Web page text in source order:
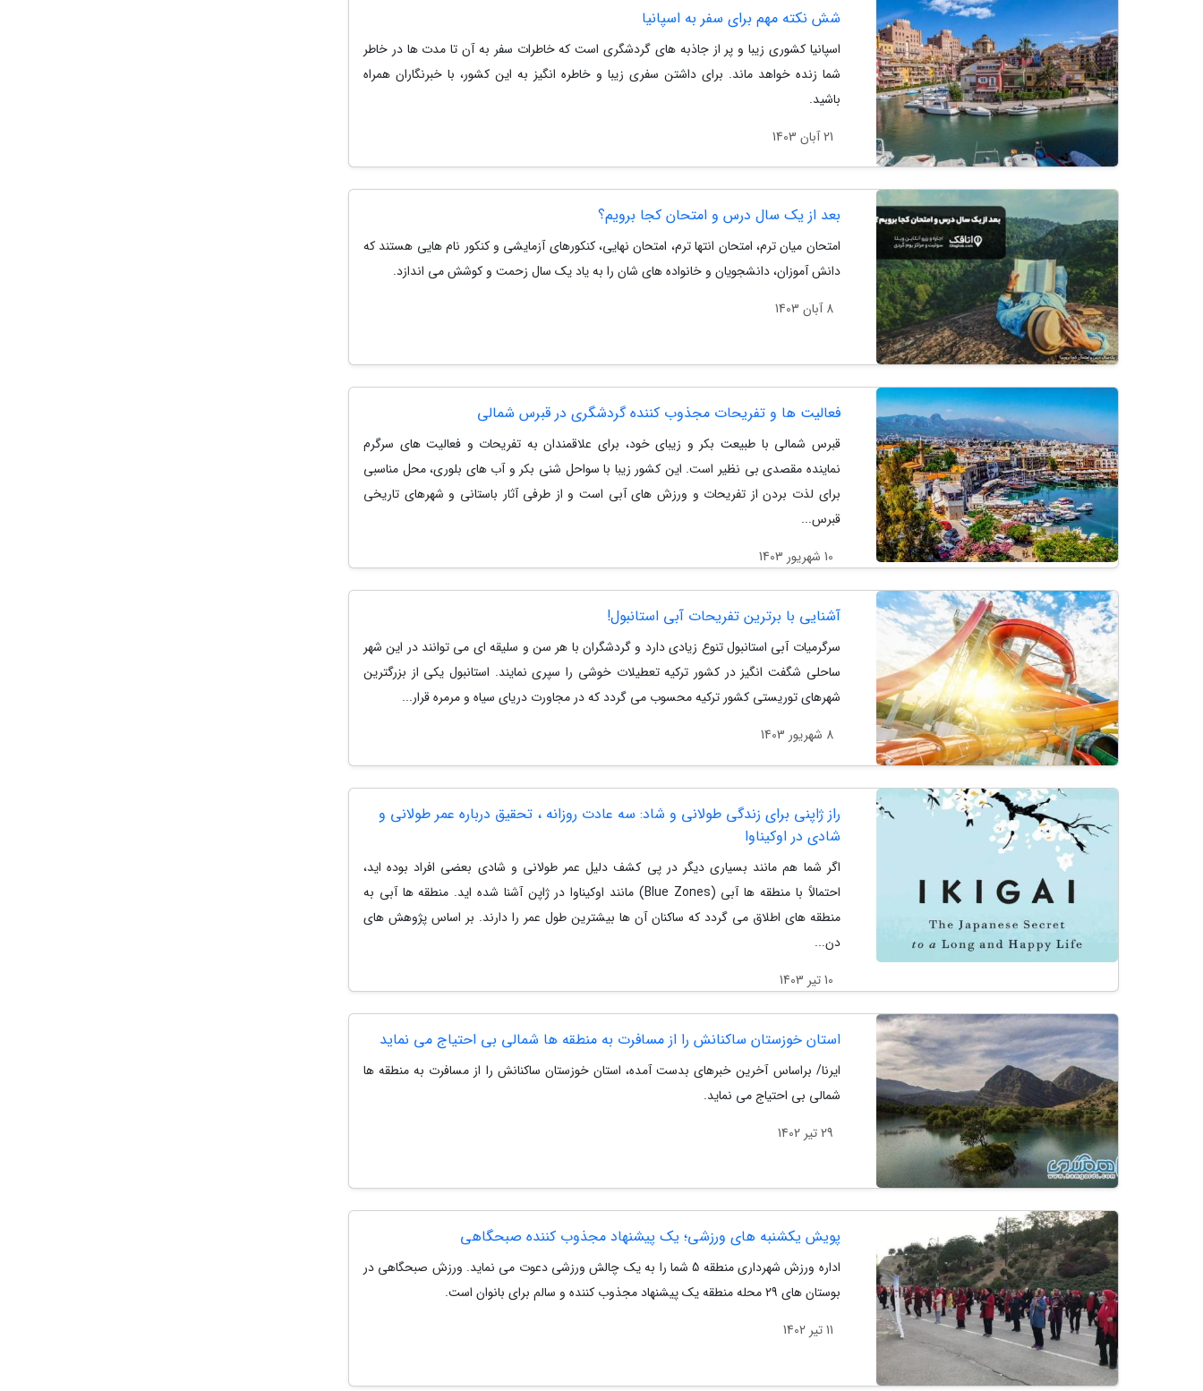
شش نکته مهم برای سفر به اسپانیا
اسپانیا کشوری زیبا و پر از جاذبه های گردشگری است که خاطرات سفر به آن تا مدت ها در خاطر
شما زنده خواهد ماند. برای داشتن سفری زیبا و خاطره انگیز به این کشور، با خبرنگاران همراه
باشید.
21 آبان 1403
بعد از یک سال درس و امتحان کجا برویم؟
امتحان میان ترم، امتحان انتها ترم، امتحان نهایی، کنکورهای آزمایشی و کنکور نام هایی هستند که
دانش آموزان، دانشجویان و خانواده های شان را به یاد یک سال زحمت و کوشش می اندازد.
8 آبان 1403
فعالیت ها و تفریحات مجذوب کننده گردشگری در قبرس شمالی
قبرس شمالی با طبیعت بکر و زیبای خود، برای علاقمندان به تفریحات و فعالیت های سرگرم
نماینده مقصدی بی نظیر است. این کشور زیبا با سواحل شنی بکر و آب های بلوری، محل مناسبی
برای لذت بردن از تفریحات و ورزش های آبی است و از طرفی آثار باستانی و شهرهای تاریخی
قبرس...
10 شهریور 1403
آشنایی با برترین تفریحات آبی استانبول!
سرگرمیات آبی استانبول تنوع زیادی دارد و گردشگران با هر سن و سلیقه ای می توانند در این شهر
ساحلی شگفت انگیز در کشور ترکیه تعطیلات خوشی را سپری نمایند. استانبول یکی از بزرگترین
شهرهای توریستی کشور ترکیه محسوب می گردد که در مجاورت دریای سیاه و مرمره قرار...
8 شهریور 1403
راز ژاپنی برای زندگی طولانی و شاد: سه عادت روزانه ، تحقیق درباره عمر طولانی و
شادی در اوکیناوا
اگر شما هم مانند بسیاری دیگر در پی کشف دلیل عمر طولانی و شادی بعضی افراد بوده اید،
احتمالاً با منطقه ها آبی (Blue Zones) مانند اوکیناوا در ژاپن آشنا شده اید. منطقه ها آبی به
منطقه های اطلاق می گردد که ساکنان آن ها بیشترین طول عمر را دارند. بر اساس پژوهش های
دن...
10 تیر 1403
استان خوزستان ساکنانش را از مسافرت به منطقه ها شمالی بی احتیاج می نماید
ایرنا/ براساس آخرین خبرهای بدست آمده، استان خوزستان ساکنانش را از مسافرت به منطقه ها
شمالی بی احتیاج می نماید.
29 تیر 1402
پویش یکشنبه های ورزشی؛ یک پیشنهاد مجذوب کننده صبحگاهی
اداره ورزش شهرداری منطقه 5 شما را به یک چالش ورزشی دعوت می نماید. ورزش صبحگاهی در
بوستان های 29 محله منطقه یک پیشنهاد مجذوب کننده و سالم برای بانوان است.
11 تیر 1402